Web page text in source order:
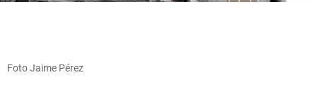
Foto Jaime Pérez